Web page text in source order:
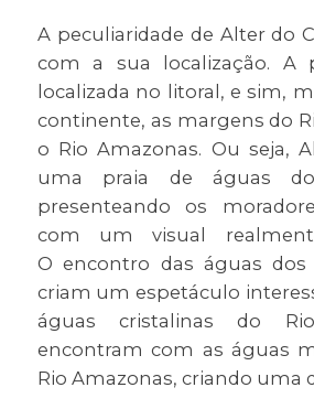
A peculiaridade de Alter do
com a sua localização. A
localizada no litoral, e sim,
continente, as margens do
o Rio Amazonas. Ou seja,
uma praia de águas
presenteando os
com um visual
O encontro das águas dos
criam um espetáculo
águas cristalinas do
encontram com as águas
Rio Amazonas, criando uma